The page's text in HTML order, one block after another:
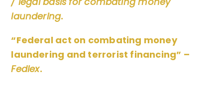
laundering.
“Federal act on combating money
laundering and terrorist financing” –
Fedlex.